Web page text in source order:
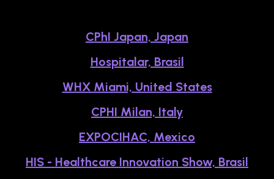
CPhI Japan, Japan
Hospitalar, Brasil
WHX Miami, United States
CPHI Milan, Italy
EXPOCIHAC, Mexico
HIS - Healthcare Innovation Show, Brasil